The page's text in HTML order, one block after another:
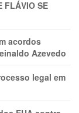
FLÁVIO SE
acordos
Azevedo
legal em